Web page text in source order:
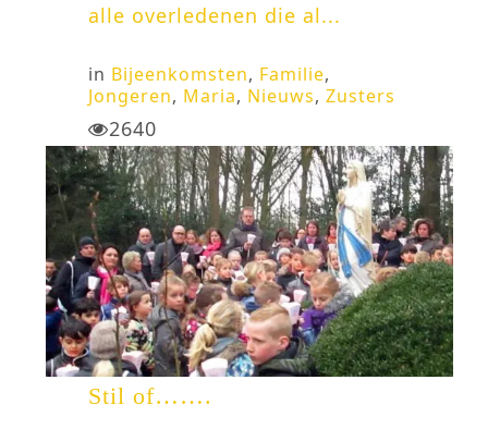
alle overledenen die al...
in Bijeenkomsten, Familie,
Jongeren, Maria, Nieuws,Zusters
2640
Stil of…….